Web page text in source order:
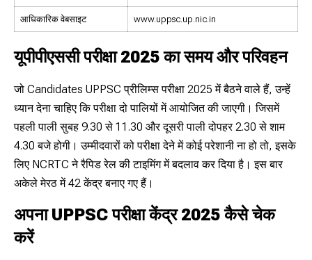
आधिकारिक वेबसाइट www.uppsc.up.nic.in
यूपीपीएससी परीक्षा 2025 का समय और परिवहन
जो Candidates UPPSC प्रीलिम्स परीक्षा 2025 में बैठने वाले हैं, उन्हें
ध्यान देना चाहिए कि परीक्षा दो पालियों में आयोजित की जाएगी। जिसमें
पहली पाली सुबह 9.30 से 11.30 और दूसरी पाली दोपहर 2.30 से शाम
4.30 बजे होगी। उम्मीदवारों को परीक्षा देने में कोई परेशानी ना हो तो, इसके
लिए NCRTC ने रैपिड रेल की टाइमिंग में बदलाव कर दिया है। इस बार
अकेले मेरठ में 42 केंद्र बनाए गए हैं।
अपना UPPSC परीक्षा केंद्र 2025 कैसे चेक
करें